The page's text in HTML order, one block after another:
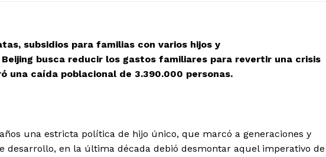
subsidios para familias con varios hijos y
busca reducir los gastos familiares para revertir una crisis
una caída poblacional de 3.390.000 personas.
una estricta política de hijo único, que marcó a generaciones y
desarrollo, en la última década debió desmontar aquel imperativo de